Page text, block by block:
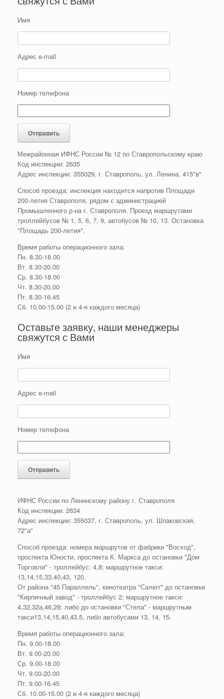
Имя
Адрес e-mail
Номер телефона
Межрайонная ИФНС России № 12 по Ставропольскому краю
Код инспекции: 2635
Адрес инспекции: 355029, г. Ставрополь, ул. Ленина, 415"в"
Способ проезда: инспекция находится напротив Площади
200-летия Ставрополя, рядом с администрацией
Промышленного р-на г. Ставрополя. Проезд маршрутами
троллейбусов № 1, 5, 6, 7, 9, автобусов № 10, 13. Остановка
"Площадь 200-летия".
Время работы операционного зала:
Пн. 8.30-18.00
Вт. 8.30-20.00
Ср. 8.30-18.00
Чт. 8.30-20.00
Пт. 8.30-16.45
Сб. 10.00-15.00 (2 и 4-я каждого месяца)
Оставьте заявку, наши менеджеры
свяжутся с Вами
Имя
Адрес e-mail
Номер телефона
ИФНС России по Ленинскому району г. Ставрополя
Код инспекции: 2634
Адрес инспекции: 355037, г. Ставрополь, ул. Шпаковская,
72"а"
Способ проезда: номера маршрутов от фабрики "Восход",
проспекта Юности, проспекта К. Маркса до остановки "Дом
Торговли" - троллейбус: 4,8; маршрутное такси:
13,14,15,33,40,43, 120.
От района "45 Параллель", кинотеатра "Салют" до остановки
"Кирпичный завод" - троллейбус 2; маршрутное такси:
4,32,32а,46,29; либо до остановки "Стела" - маршрутным
такси13,14,15,40,43,5, либо автобусами 13, 14, 15.
Время работы операционного зала:
Пн. 9.00-18.00
Вт. 9.00-20.00
Ср. 9.00-18.00
Чт. 9.00-20.00
Пт. 9.00-16.45
Сб. 10.00-15.00 (2 и 4-я каждого месяца)